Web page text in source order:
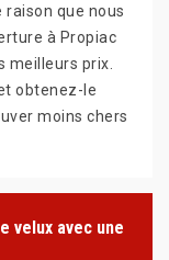
raison que nous
à Propiac
meilleurs prix.
obtenez-le
moins chers
velux avec une